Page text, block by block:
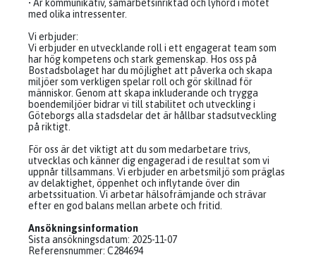
• Är kommunikativ, samarbetsinriktad och lyhörd i mötet
med olika intressenter.
Vi erbjuder:
Vi erbjuder en utvecklande roll i ett engagerat team som
har hög kompetens och stark gemenskap. Hos oss på
Bostadsbolaget har du möjlighet att påverka och skapa
miljöer som verkligen spelar roll och gör skillnad för
människor. Genom att skapa inkluderande och trygga
boendemiljöer bidrar vi till stabilitet och utveckling i
Göteborgs alla stadsdelar det är hållbar stadsutveckling
på riktigt.
För oss är det viktigt att du som medarbetare trivs,
utvecklas och känner dig engagerad i de resultat som vi
uppnår tillsammans. Vi erbjuder en arbetsmiljö som präglas
av delaktighet, öppenhet och inflytande över din
arbetssituation. Vi arbetar hälsofrämjande och strävar
efter en god balans mellan arbete och fritid.
Ansökningsinformation
Sista ansökningsdatum: 2025-11-07
Referensnummer: C284694